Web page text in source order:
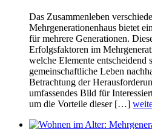
Das Zusammenleben
Mehrgenerationenhaus bietet
für mehrere Generationen.
Erfolgsfaktoren im
welche Elemente entscheidend
gemeinschaftliche Leben
Betrachtung der
umfassendes Bild für
um die Vorteile dieser […]